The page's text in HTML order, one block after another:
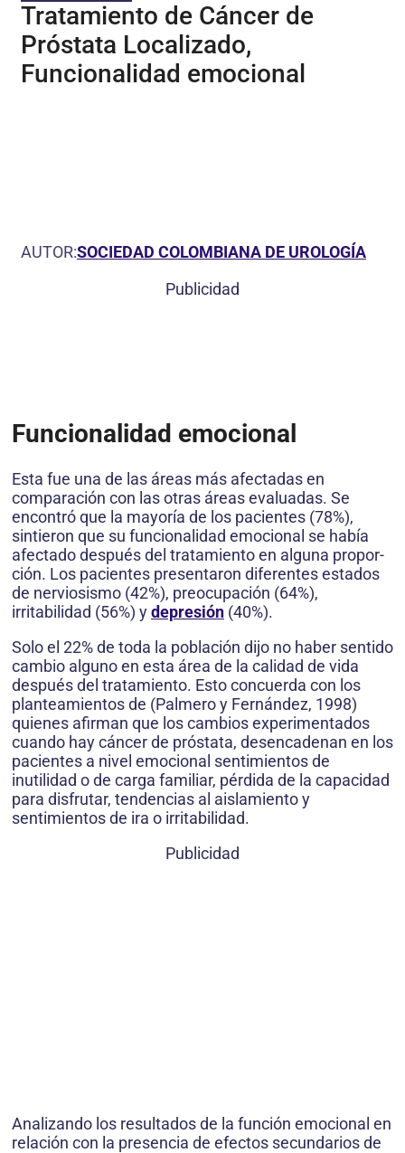
Tratamiento de Cáncer de
Próstata Localizado,
Funcionalidad emocional
AUTOR:SOCIEDAD COLOMBIANA DE UROLOGÍA
Publicidad
Funcionalidad emocional
Esta fue una de las áreas más afectadas en
comparación con las otras áreas evaluadas. Se
encontró que la mayoría de los pacientes (78%),
sintieron que su funcionalidad emocional se había
afectado después del tratamiento en alguna propor­
ción. Los pacientes presentaron diferentes estados
de nerviosismo (42%), preocupación (64%),
irritabilidad (56%) ydepresión (40%).
Solo el 22% de toda la población dijo no ha­ber sentido
cambio alguno en esta área de la calidad de vida
después del tratamiento. Esto concuerda con los
planteamientos de (Palmero y Fernández, 1998)
quienes afirman que los cambios experimentados
cuando hay cáncer de próstata, desencadenan en los
pacientes a nivel emocional sentimientos de
inutilidad o de carga familiar, pérdida de la capacidad
para disfrutar, tendencias al aislamiento y
sentimientos de ira o irritabilidad.
Publicidad
Analizando los resultados de la función emocional en
relación con la presencia de efectos secundarios de